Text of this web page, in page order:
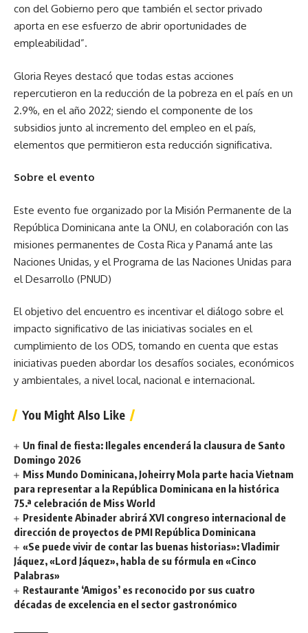
con del Gobierno pero que también el sector privado
aporta en ese esfuerzo de abrir oportunidades de
empleabilidad”.
Gloria Reyes destacó que todas estas acciones
repercutieron en la reducción de la pobreza en el país en un
2.9%, en el año 2022; siendo el componente de los
subsidios junto al incremento del empleo en el país,
elementos que permitieron esta reducción significativa.
Sobre el evento
Este evento fue organizado por la Misión Permanente de la
República Dominicana ante la ONU, en colaboración con las
misiones permanentes de Costa Rica y Panamá ante las
Naciones Unidas, y el Programa de las Naciones Unidas para
el Desarrollo (PNUD)
El objetivo del encuentro es incentivar el diálogo sobre el
impacto significativo de las iniciativas sociales en el
cumplimiento de los ODS, tomando en cuenta que estas
iniciativas pueden abordar los desafíos sociales, económicos
y ambientales, a nivel local, nacional e internacional.
You Might Also Like
Un final de fiesta: Ilegales encenderá la clausura de Santo
Domingo 2026
Miss Mundo Dominicana, Joheirry Mola parte hacia Vietnam
para representar a la República Dominicana en la histórica
75.ª celebración de Miss World
Presidente Abinader abrirá XVI congreso internacional de
dirección de proyectos de PMI República Dominicana
«Se puede vivir de contar las buenas historias»: Vladimir
Jáquez, «Lord Jáquez», habla de su fórmula en «Cinco
Palabras»
Restaurante ‘Amigos’ es reconocido por sus cuatro
décadas de excelencia en el sector gastronómico